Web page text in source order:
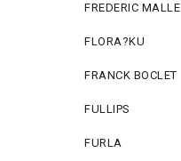
FREDERIC MALLE
FLORA?KU
FRANCK BOCLET
FULLIPS
FURLA